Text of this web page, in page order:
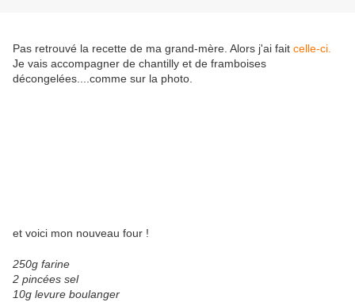
Pas retrouvé la recette de ma grand-mère. Alors j'ai fait celle-ci.
Je vais accompagner de chantilly et de framboises
décongelées....comme sur la photo.
et voici mon nouveau four !
250g farine
2 pincées sel
10g levure boulanger